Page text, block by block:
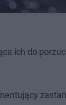
ich do